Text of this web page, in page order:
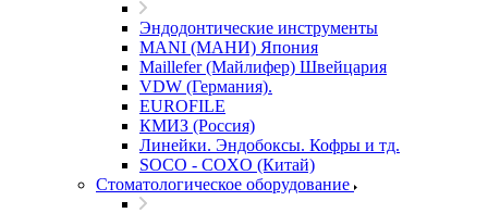
Эндодонтические инструменты
MANI (МАНИ) Япония
Maillefer (Майлифер) Швейцария
VDW (Германия).
EUROFILE
КМИЗ (Россия)
Линейки. Эндобоксы. Кофры и тд.
SOCO - COXO (Китай)
Стоматологическое оборудование